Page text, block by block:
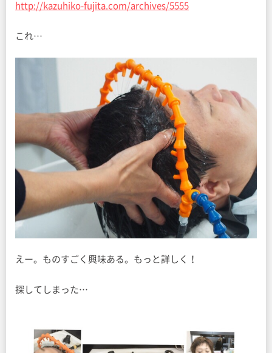
http://kazuhiko-fujita.com/archives/5555
これ…
えー。ものすごく興味ある。もっと詳しく！
探してしまった…